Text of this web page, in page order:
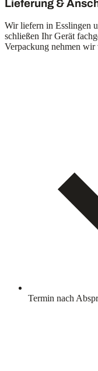
Lieferung &
Wir liefern in Esslingen
schließen Ihr Gerät
Verpackung nehmen wir
Termin nach